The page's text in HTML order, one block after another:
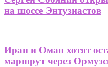
на шоссе Энтузиастов
Иран и Оман хотят
маршрут через